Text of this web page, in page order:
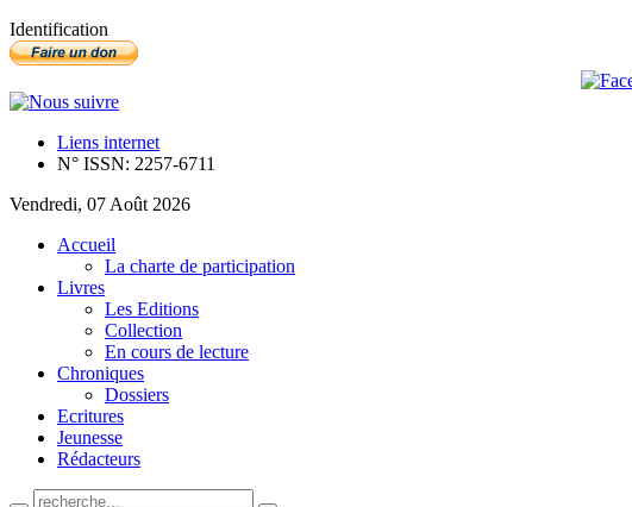
Identification
Liens internet
N° ISSN: 2257-6711
Vendredi, 07 Août 2026
Accueil
La charte de participation
Livres
Les Editions
Collection
En cours de lecture
Chroniques
Dossiers
Ecritures
Jeunesse
Rédacteurs